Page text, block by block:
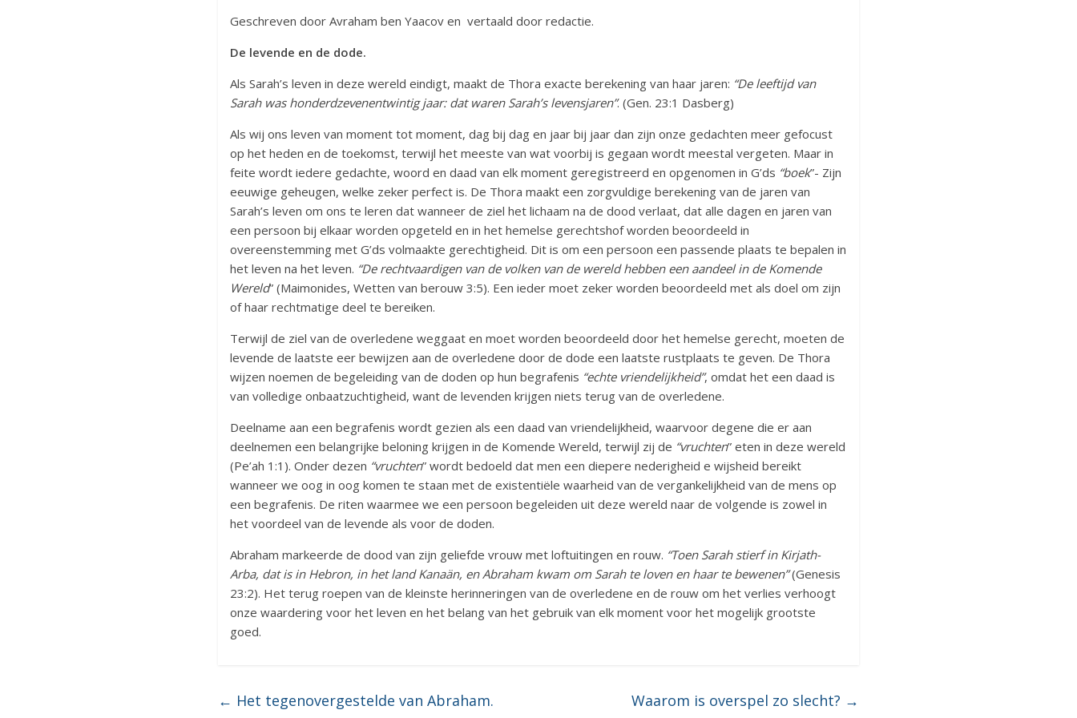
Geschreven door Avraham ben Yaacov en vertaald door redactie.
De levende en de dode.
Als Sarah’s leven in deze wereld eindigt, maakt de Thora exacte berekening van haar jaren: “De leeftijd van
Sarah was honderdzevenentwintig jaar: dat waren Sarah’s levensjaren”. (Gen. 23:1 Dasberg)
Als wij ons leven van moment tot moment, dag bij dag en jaar bij jaar dan zijn onze gedachten meer gefocust
op het heden en de toekomst, terwijl het meeste van wat voorbij is gegaan wordt meestal vergeten. Maar in
feite wordt iedere gedachte, woord en daad van elk moment geregistreerd en opgenomen in G’ds “boek”- Zijn
eeuwige geheugen, welke zeker perfect is. De Thora maakt een zorgvuldige berekening van de jaren van
Sarah’s leven om ons te leren dat wanneer de ziel het lichaam na de dood verlaat, dat alle dagen en jaren van
een persoon bij elkaar worden opgeteld en in het hemelse gerechtshof worden beoordeeld in
overeenstemming met G’ds volmaakte gerechtigheid. Dit is om een persoon een passende plaats te bepalen in
het leven na het leven. “De rechtvaardigen van de volken van de wereld hebben een aandeel in de Komende
Wereld” (Maimonides, Wetten van berouw 3:5). Een ieder moet zeker worden beoordeeld met als doel om zijn
of haar rechtmatige deel te bereiken.
Terwijl de ziel van de overledene weggaat en moet worden beoordeeld door het hemelse gerecht, moeten de
levende de laatste eer bewijzen aan de overledene door de dode een laatste rustplaats te geven. De Thora
wijzen noemen de begeleiding van de doden op hun begrafenis “echte vriendelijkheid”, omdat het een daad is
van volledige onbaatzuchtigheid, want de levenden krijgen niets terug van de overledene.
Deelname aan een begrafenis wordt gezien als een daad van vriendelijkheid, waarvoor degene die er aan
deelnemen een belangrijke beloning krijgen in de Komende Wereld, terwijl zij de “vruchten” eten in deze wereld
(Pe’ah 1:1). Onder dezen “vruchten” wordt bedoeld dat men een diepere nederigheid e wijsheid bereikt
wanneer we oog in oog komen te staan met de existentiële waarheid van de vergankelijkheid van de mens op
een begrafenis. De riten waarmee we een persoon begeleiden uit deze wereld naar de volgende is zowel in
het voordeel van de levende als voor de doden.
Abraham markeerde de dood van zijn geliefde vrouw met loftuitingen en rouw. “Toen Sarah stierf in Kirjath-
Arba, dat is in Hebron, in het land Kanaän, en Abraham kwam om Sarah te loven en haar te bewenen”(Genesis
23:2). Het terug roepen van de kleinste herinneringen van de overledene en de rouw om het verlies verhoogt
onze waardering voor het leven en het belang van het gebruik van elk moment voor het mogelijk grootste
goed.
← Het tegenovergestelde van Abraham. Waarom is overspel zo slecht? →